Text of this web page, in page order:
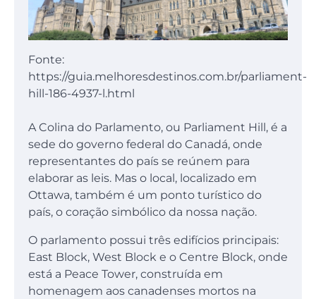
Fonte:
https://guia.melhoresdestinos.com.br/parliament-
hill-186-4937-l.html
A Colina do Parlamento, ou Parliament Hill, é a
sede do governo federal do Canadá, onde
representantes do país se reúnem para
elaborar as leis. Mas o local, localizado em
Ottawa, também é um ponto turístico do
país, o coração simbólico da nossa nação.
O parlamento possui três edifícios principais:
East Block, West Block e o Centre Block, onde
está a Peace Tower, construída em
homenagem aos canadenses mortos na